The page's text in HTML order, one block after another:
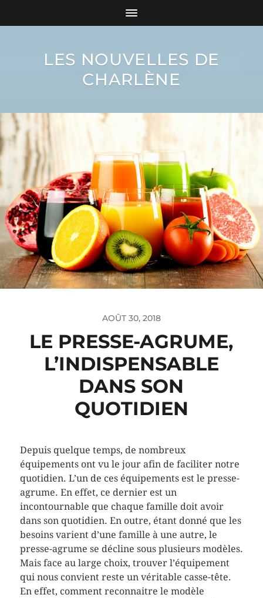
LES NOUVELLES DE
CHARLÈNE
AOÛT 30, 2018
LE PRESSE-AGRUME,
L’INDISPENSABLE
DANS SON
QUOTIDIEN
Depuis quelque temps, de nombreux
équipements ont vu le jour afin de faciliter notre
quotidien. L’un de ces équipements est le presse-
agrume. En effet, ce dernier est un
incontournable que chaque famille doit avoir
dans son quotidien. En outre, étant donné que les
besoins varient d’une famille à une autre, le
presse-agrume se décline sous plusieurs modèles.
Mais face au large choix, trouver l’équipement
qui nous convient reste un véritable casse-tête.
En effet, comment reconnaitre le modèle